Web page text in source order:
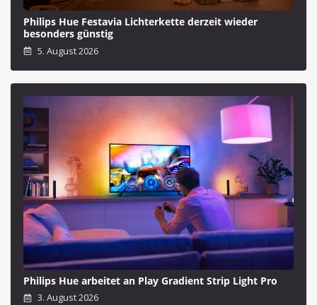
Philips Hue Festavia Lichterkette derzeit wieder
besonders günstig
5. August 2026
Philips Hue arbeitet an Play Gradient Strip Light Pro
3. August 2026